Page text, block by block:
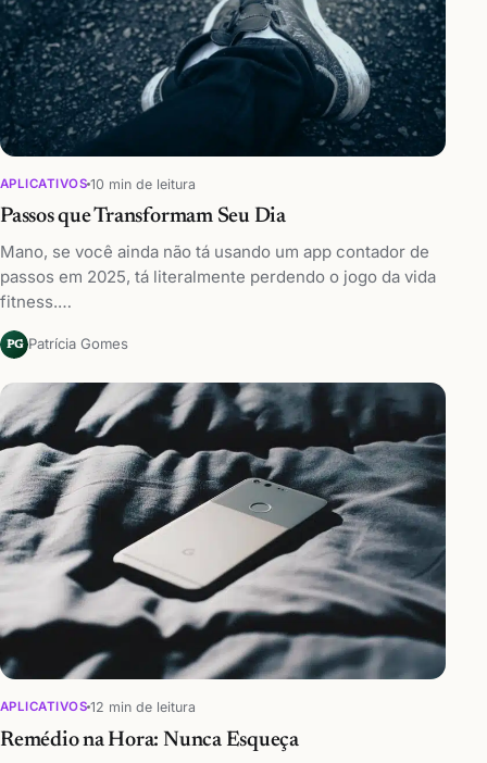
APLICATIVOS 10 min de leitura
Passos que Transformam Seu Dia
Mano, se você ainda não tá usando um app contador de
passos em 2025, tá literalmente perdendo o jogo da vida
fitness.…
PG Patrícia Gomes
APLICATIVOS 12 min de leitura
Remédio na Hora: Nunca Esqueça